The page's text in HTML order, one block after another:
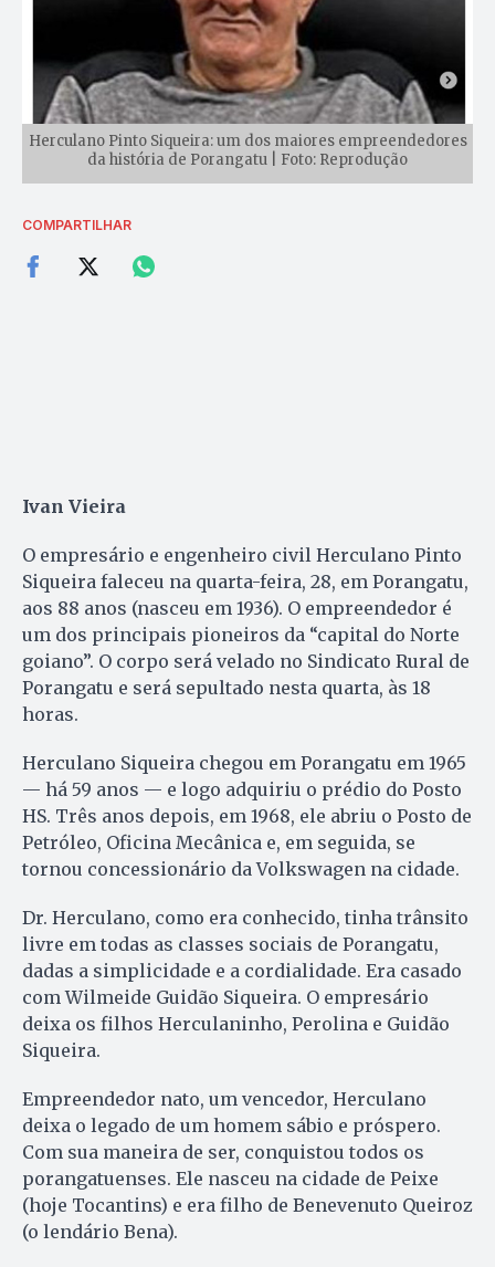
Herculano Pinto Siqueira: um dos maiores empreendedores
da história de Porangatu | Foto: Reprodução
COMPARTILHAR
Ivan Vieira
O empresário e engenheiro civil Herculano Pinto
Siqueira faleceu na quarta-feira, 28, em Porangatu,
aos 88 anos (nasceu em 1936). O empreendedor é
um dos principais pioneiros da “capital do Norte
goiano”. O corpo será velado no Sindicato Rural de
Porangatu e será sepultado nesta quarta, às 18
horas.
Herculano Siqueira chegou em Porangatu em 1965
— há 59 anos — e logo adquiriu o prédio do Posto
HS. Três anos depois, em 1968, ele abriu o Posto de
Petróleo, Oficina Mecânica e, em seguida, se
tornou concessionário da Volkswagen na cidade.
Dr. Herculano, como era conhecido, tinha trânsito
livre em todas as classes sociais de Porangatu,
dadas a simplicidade e a cordialidade. Era casado
com Wilmeide Guidão Siqueira. O empresário
deixa os filhos Herculaninho, Perolina e Guidão
Siqueira.
Empreendedor nato, um vencedor, Herculano
deixa o legado de um homem sábio e próspero.
Com sua maneira de ser, conquistou todos os
porangatuenses. Ele nasceu na cidade de Peixe
(hoje Tocantins) e era filho de Benevenuto Queiroz
(o lendário Bena).